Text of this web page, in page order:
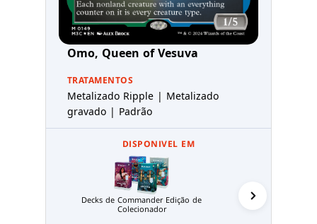
Omo, Queen of Vesuva
TRATAMENTOS
Metalizado Ripple | Metalizado
gravado | Padrão
DISPONIVEL EM
Decks de Commander Edição de
Colecionador